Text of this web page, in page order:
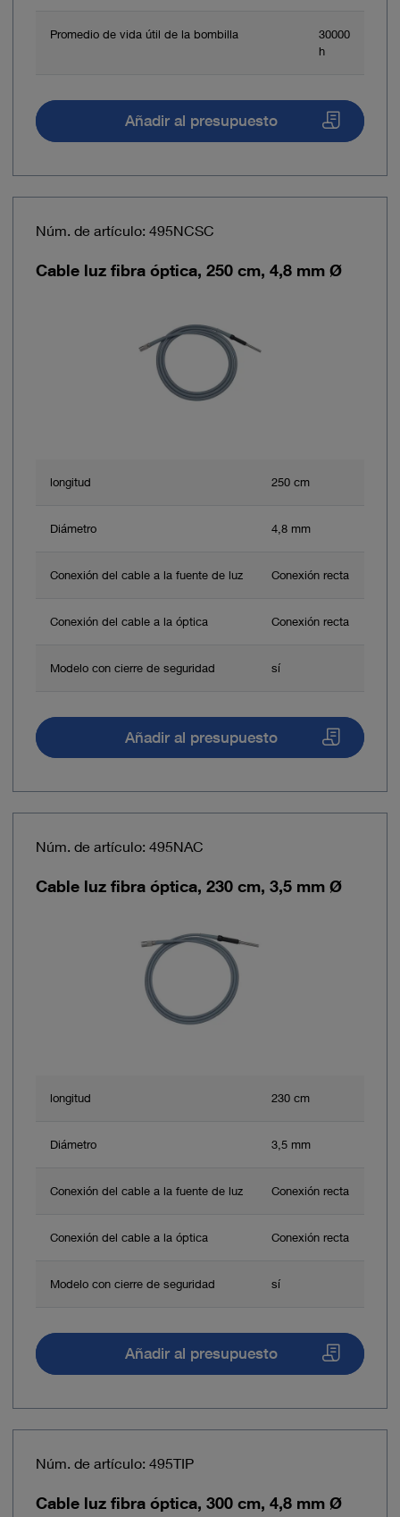
Promedio de vida útil de la bombilla
30000
h
Añadir al presupuesto
Núm. de artículo: 495NCSC
Cable luz fibra óptica, 250 cm, 4,8 mm Ø
longitud 250 cm
Diámetro 4,8 mm
Conexión del cable a la fuente de luz Conexión recta
Conexión del cable a la óptica Conexión recta
Modelo con cierre de seguridad sí
Añadir al presupuesto
Núm. de artículo: 495NAC
Cable luz fibra óptica, 230 cm, 3,5 mm Ø
longitud 230 cm
Diámetro 3,5 mm
Conexión del cable a la fuente de luz Conexión recta
Conexión del cable a la óptica Conexión recta
Modelo con cierre de seguridad sí
Añadir al presupuesto
Núm. de artículo: 495TIP
Cable luz fibra óptica, 300 cm, 4,8 mm Ø